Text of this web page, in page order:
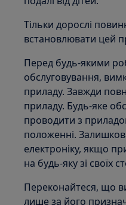
Тільки дорослі
встановлювати цей
Перед будь-якими
обслуговування,
приладу. Завжди
приладу. Будь-яке
проводити з
положенні.
електроніку, якщо
на будь-яку зі своїх
Переконайтеся, що
лише за його